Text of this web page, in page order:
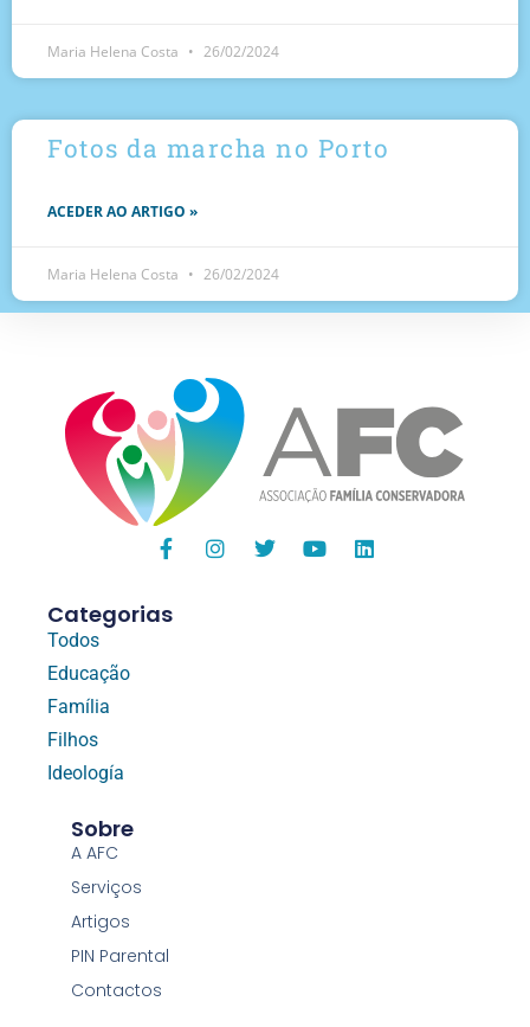
Maria Helena Costa 26/02/2024
Fotos da marcha no Porto
ACEDER AO ARTIGO »
Maria Helena Costa 26/02/2024
Categorias
Todos
Educação
Família
Filhos
Ideología
Sobre
A AFC
Serviços
Artigos
PIN Parental
Contactos